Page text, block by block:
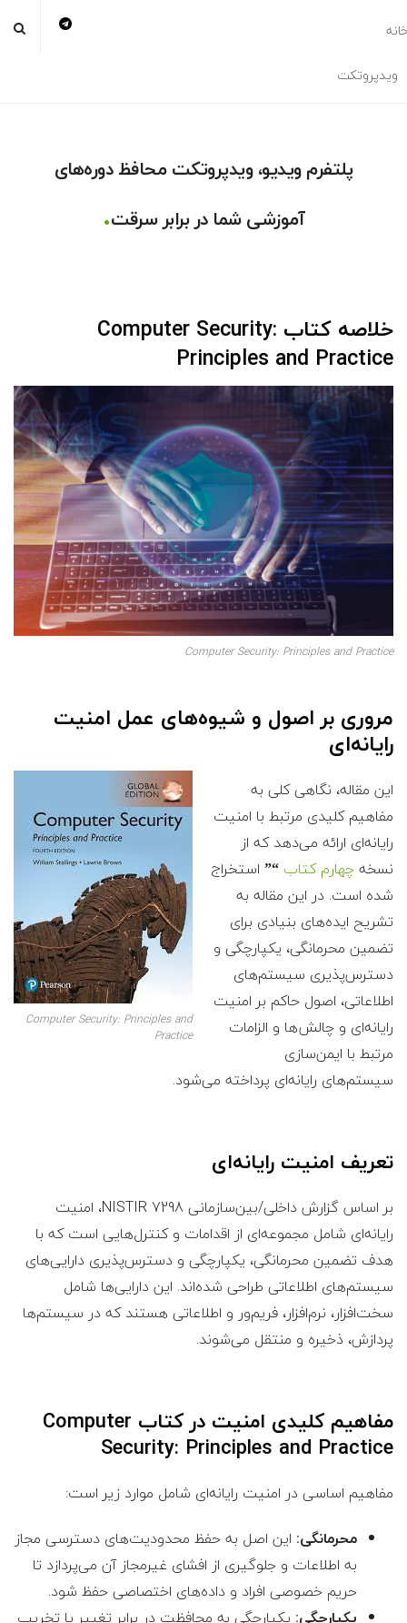
ویدپروتکت
پلتفرم ویدیو، ویدپروتکت محافظ دوره‌های
آموزشی شما در برابر سرقت.
خلاصه کتاب Computer Security:
Principles and Practice
Computer Security: Principles and Practice
مروری بر اصول و شیوه‌های عمل امنیت
رایانه‌ای
Computer Security: Principles and
Practice
این مقاله، نگاهی کلی به
مفاهیم کلیدی مرتبط با امنیت
رایانه‌ای ارائه می‌دهد که از
نسخهچهارم کتاب “” استخراج
شده است. در این مقاله به
تشریح ایده‌های بنیادی برای
تضمین محرمانگی، یکپارچگی و
دسترس‌پذیری سیستم‌های
اطلاعاتی، اصول حاکم بر امنیت
رایانه‌ای و چالش‌ها و الزامات
مرتبط با ایمن‌سازی
سیستم‌های رایانه‌ای پرداخته می‌شود.
تعریف امنیت رایانه‌ای
بر اساس گزارش داخلی/بین‌سازمانی NISTIR 7298، امنیت
رایانه‌ای شامل مجموعه‌ای از اقدامات و کنترل‌هایی است که با
هدف تضمین محرمانگی، یکپارچگی و دسترس‌پذیری دارایی‌های
سیستم‌های اطلاعاتی طراحی شده‌اند. این دارایی‌ها شامل
سخت‌افزار، نرم‌افزار، فریم‌ور و اطلاعاتی هستند که در سیستم‌ها
پردازش، ذخیره و منتقل می‌شوند.
مفاهیم کلیدی امنیت در کتاب Computer
Security: Principles and Practice
مفاهیم اساسی در امنیت رایانه‌ای شامل موارد زیر است:
محرمانگی: این اصل به حفظ محدودیت‌های دسترسی مجاز
به اطلاعات و جلوگیری از افشای غیرمجاز آن می‌پردازد تا
حریم خصوصی افراد و داده‌های اختصاصی حفظ شود.
یکپارچگی: یکپارچگی به محافظت در برابر تغییر یا تخریب